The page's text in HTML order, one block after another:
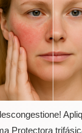
Protectora